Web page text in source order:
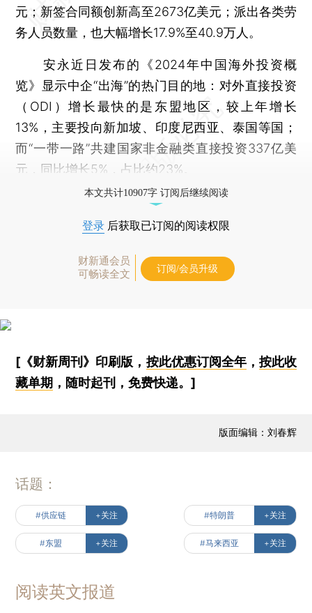
元；新签合同额创新高至2673亿美元；派出各类劳
务人员数量，也大幅增长17.9%至40.9万人。
安永近日发布的《2024年中国海外投资概
览》显示中企“出海”的热门目的地：对外直接投资
（ODI）增长最快的是东盟地区，较上年增长
13%，主要投向新加坡、印度尼西亚、泰国等国；
而“一带一路”共建国家非金融类直接投资337亿美
元，同比增长5%，占比约23%。
本文共计10907字 订阅后继续阅读
登录 后获取已订阅的阅读权限
财新通会员
可畅读全文
订阅/会员升级
[《财新周刊》印刷版， 按此优惠订阅全年， 按此收
藏单期 ，随时起刊，免费快递。]
版面编辑：刘春辉
话题：
#供应链 +关注 #特朗普 +关注
#东盟 +关注 #马来西亚 +关注
阅读英文报道